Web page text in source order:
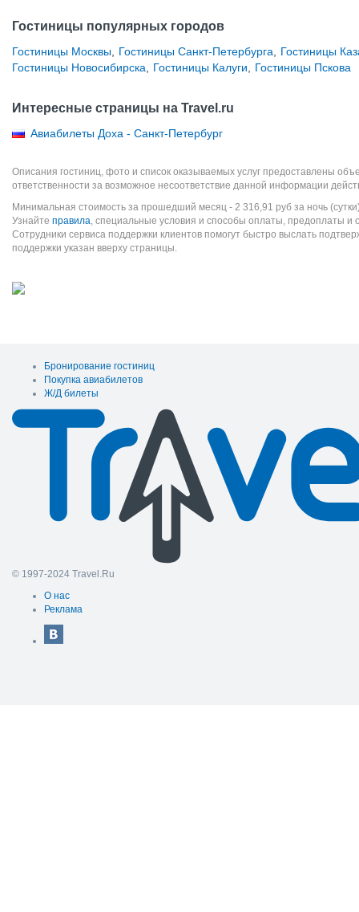
Гостиницы популярных городов
Гостиницы Москвы Гостиницы Санкт-Петербурга
Гостиницы
Гостиницы Новосибирска
Гостиницы Калуги Гостиницы Пскова
Интересные страницы на Travel.ru
Авиабилеты Доха - Санкт-Петербург
Описания гостиниц, фото и список оказываемых услуг предоставлены
ответственности за возможное несоответствие данной информации
Минимальная стоимость за прошедший месяц - 2 316,91 руб за ночь
Узнайте правила, специальные условия и способы оплаты, предоплаты и
Сотрудники сервиса поддержки клиентов помогут быстро выслать
поддержки указан вверху страницы.
Бронирование гостиниц
Покупка авиабилетов
Ж/Д билеты
© 1997-2024 Travel.Ru
О нас
Реклама